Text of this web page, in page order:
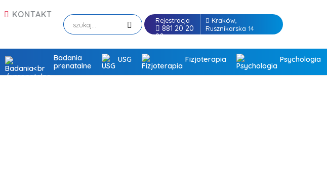
KONTAKT
Rejestracja
881 20 20
20
Kraków,
Rusznikarska 14
Badania
prenatalne
USG Fizjoterapia Psychologia